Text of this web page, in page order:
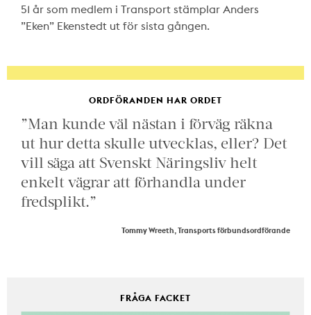
51 år som medlem i Transport stämplar Anders
”Eken” Ekenstedt ut för sista gången.
ORDFÖRANDEN HAR ORDET
”Man kunde väl nästan i förväg räkna
ut hur detta skulle utvecklas, eller? Det
vill säga att Svenskt Näringsliv helt
enkelt vägrar att förhandla under
fredsplikt.”
Tommy Wreeth, Transports förbundsordförande
FRÅGA FACKET